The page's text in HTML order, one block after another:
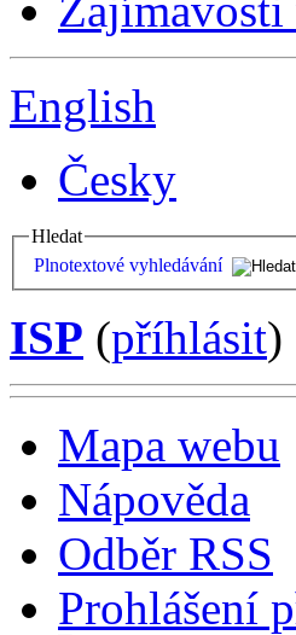
English
Česky
Hledat
Plnotextové vyhledávání
ISP (příhlásit)
Mapa webu
Nápověda
Odběr RSS
Prohlášení